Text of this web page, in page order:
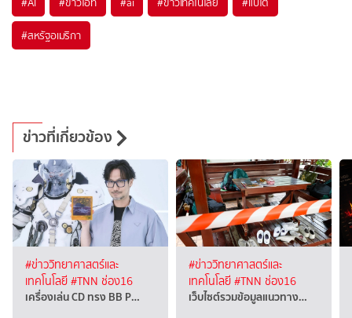
#สหรัฐอเมริกา
ข่าวที่เกี่ยวข้อง
#ข่าววิทยาศาสตร์และ
เทคโนโลยี#TNN ช่อง16
เครื่องเล่น CD ทรง BB P…
#ข่าววิทยาศาสตร์และ
เทคโนโลยี#TNN ช่อง16
เว็บไซต์รวมข้อมูลแนวทาง…